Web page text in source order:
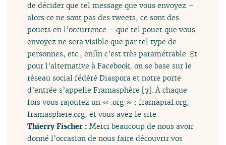
de décider que tel message que vous envoyez –
alors ce ne sont pas des tweets, ce sont des
pouets en l’occurrence – que tel pouet que vous
envoyez ne sera visible que par tel type de
personnes, etc., enfin c’est très paramétrable. Et
pour l’alternative à Facebook, on se base sur le
réseau social fédéré Diaspora et notre porte
d’entrée s’appelle Framasphère [7]. À chaque
fois vous rajoutez un « .org » : framapiaf.org,
framasphere.org, et vous avez le site.
Thierry Fischer :Merci beaucoup de nous avoir
donné l’occasion de nous faire découvrir vos